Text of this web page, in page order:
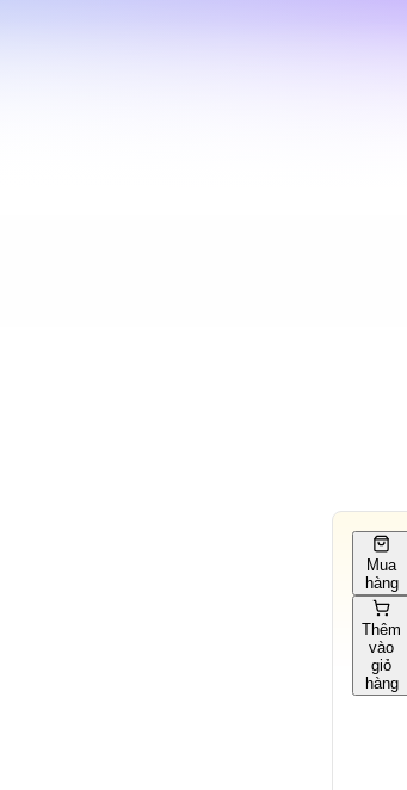
Mua
hàng
Thêm
vào
giỏ
hàng